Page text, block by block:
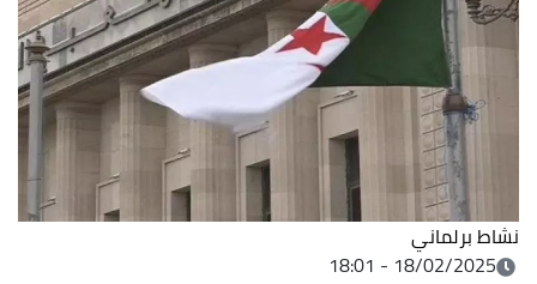
نشاط برلماني
18/02/2025 - 18:01